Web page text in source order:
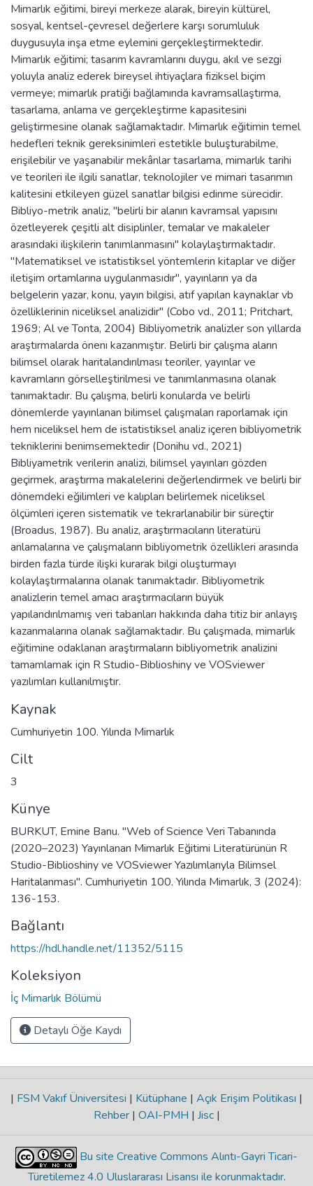
Mimarlık eğitimi, bireyi merkeze alarak, bireyin kültürel,
sosyal, kentsel-çevresel değerlere karşı sorumluluk
duygusuyla inşa etme eylemini gerçekleştirmektedir.
Mimarlık eğitimi; tasarım kavramlarını duygu, akıl ve sezgi
yoluyla analiz ederek bireysel ihtiyaçlara fiziksel biçim
vermeye; mimarlık pratiği bağlamında kavramsallaştırma,
tasarlama, anlama ve gerçekleştirme kapasitesini
geliştirmesine olanak sağlamaktadır. Mimarlık eğitimin temel
hedefleri teknik gereksinimleri estetikle buluşturabilme,
erişilebilir ve yaşanabilir mekânlar tasarlama, mimarlık tarihi
ve teorileri ile ilgili sanatlar, teknolojiler ve mimari tasarımın
kalitesini etkileyen güzel sanatlar bilgisi edinme sürecidir.
Bibliyo-metrik analiz, "belirli bir alanın kavramsal yapısını
özetleyerek çeşitli alt disiplinler, temalar ve makaleler
arasındaki ilişkilerin tanımlanmasını" kolaylaştırmaktadır.
"Matematiksel ve istatistiksel yöntemlerin kitaplar ve diğer
iletişim ortamlarına uygulanmasıdır", yayınların ya da
belgelerin yazar, konu, yayın bilgisi, atıf yapılan kaynaklar vb
özelliklerinin niceliksel analizidir" (Cobo vd., 2011; Pritchart,
1969; Al ve Tonta, 2004) Bibliyometrik analizler son yıllarda
araştırmalarda önenı kazanmıştır. Belirli bir çalışma aların
bilimsel olarak haritalandırılması teoriler, yayınlar ve
kavramların görselleştirilmesi ve tanımlanmasına olanak
tanımaktadır. Bu çalışma, belirli konularda ve belirli
dönemlerde yayınlanan bilimsel çalışmaları raporlamak için
hem niceliksel hem de istatistiksel analiz içeren bibliyometrik
tekniklerini benimsemektedir (Donihu vd., 2021)
Bibliyametrik verilerin analizi, bilimsel yayınları gözden
geçirmek, araştırma makalelerini değerlendirmek ve belirli bir
dönemdeki eğilimleri ve kalıpları belirlemek niceliksel
ölçümleri içeren sistematik ve tekrarlanabilir bir süreçtir
(Broadus, 1987). Bu analiz, araştırmacıların literatürü
anlamalarına ve çalışmaların bibliyometrik özellikleri arasında
birden fazla türde ilişki kurarak bilgi oluşturmayı
kolaylaştırmalarına olanak tanımaktadır. Bibliyometrik
analizlerin temel amacı araştırmacıların büyük
yapılandırılmamış veri tabanları hakkında daha titiz bir anlayış
kazanmalarına olanak sağlamaktadır. Bu çalışmada, mimarlık
eğitimine odaklanan araştırmaların bibliyometrik analizini
tamamlamak için R Studio-Biblioshiny ve VOSviewer
yazılımları kullanılmıştır.
Kaynak
Cumhuriyetin 100. Yılında Mimarlık
Cilt
3
Künye
BURKUT, Emine Banu. "Web of Science Veri Tabanında
(2020–2023) Yayınlanan Mimarlık Eğitimi Literatürünün R
Studio-Biblioshiny ve VOSviewer Yazılımlarıyla Bilimsel
Haritalanması". Cumhuriyetin 100. Yılında Mimarlık, 3 (2024):
136-153.
Bağlantı
https://hdl.handle.net/11352/5115
Koleksiyon
İç Mimarlık Bölümü
Detaylı Öğe Kaydı
| FSM Vakıf Üniversitesi | Kütüphane | Açık Erişim Politikası |
Rehber | OAI-PMH | Jisc |
Bu site Creative Commons Alıntı-Gayri Ticari-
Türetilemez 4.0 Uluslararası Lisansı ile korunmaktadır.